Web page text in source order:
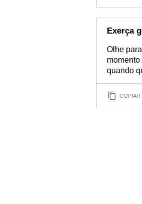
Exerça
Olhe
quando
COPIAR